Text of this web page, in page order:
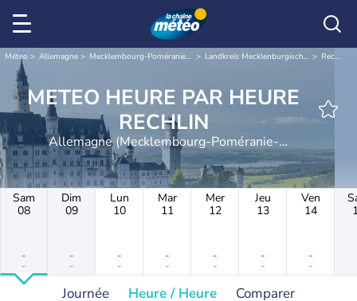
Météo Allemagne Mecklembourg-Poméranie-Occidentale Landkreis Mecklenburgische Seenplatte Rechlin
METEO HEURE PAR HEURE
RECHLIN
Allemagne (Mecklembourg-Poméranie-
Occidentale)
Sam
08
-
-
Dim
09
-
-
Lun
10
-
-
Mar
11
-
-
Mer
12
-
-
Jeu
13
-
-
Ven
14
-
-
Journée Heure / Heure Comparer